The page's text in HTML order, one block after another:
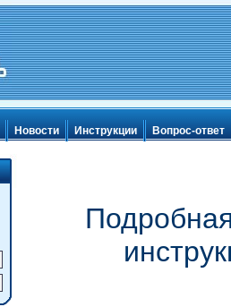
Новости Инструкции Вопрос-ответ